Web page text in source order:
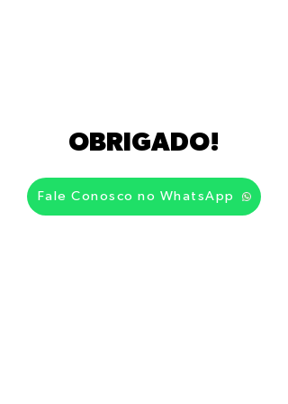
OBRIGADO!
Fale Conosco no WhatsApp